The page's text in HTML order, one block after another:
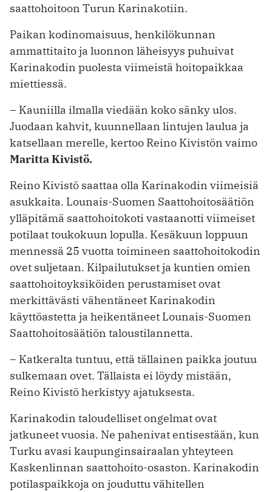
saattohoitoon Turun Karinakotiin.
Paikan kodinomaisuus, henkilökunnan
ammattitaito ja luonnon läheisyys puhuivat
Karinakodin puolesta viimeistä hoitopaikkaa
miettiessä.
– Kauniilla ilmalla viedään koko sänky ulos.
Juodaan kahvit, kuunnellaan lintujen laulua ja
katsellaan merelle, kertoo Reino Kivistön vaimo
Maritta Kivistö.
Reino Kivistö saattaa olla Karinakodin viimeisiä
asukkaita. Lounais-Suomen Saattohoitosäätiön
ylläpitämä saatto­hoitokoti vastaanotti viimeiset
potilaat toukokuun lopulla. Kesäkuun loppuun
mennessä 25 vuotta toimineen saattohoitokodin
ovet suljetaan. Kilpailutukset ja kuntien omien
saattohoitoyksiköiden perustamiset ovat
merkittävästi ­vähentäneet Karinakodin
käyttöastetta ja heikentäneet Lounais-Suomen
Saattohoitosäätiön taloustilannetta.
– Katkeralta tuntuu, että tällainen paikka joutuu
sulkemaan ovet. Tällaista ei löydy mistään,
Reino Kivistö herkistyy ajatuksesta.
Karinakodin taloudelliset ongelmat ovat
jatkuneet vuosia. Ne pahenivat ­entisestään, kun
Turku avasi kaupunginsairaalan yhteyteen
Kaskenlinnan saattohoito-osaston. Karinakodin
potilaspaikkoja on jouduttu vähitellen